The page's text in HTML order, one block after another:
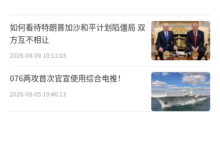
如何看待特朗普加沙和平计划陷僵局 双
方互不相让
2026-08-09 10:11:03
076两攻首次官宣使用综合电推！
2026-08-05 10:46:13